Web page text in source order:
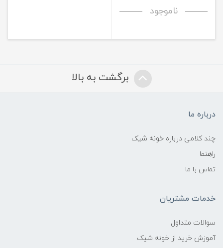
ناموجود
برگشت به بالا
درباره ما
چند کلامی درباره خونه شیک
راهنما
تماس با ما
خدمات مشتریان
سوالات متداول
آموزش خرید از خونه شیک